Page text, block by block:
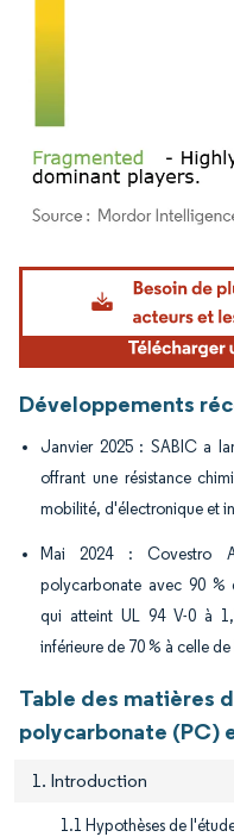
Image © Mordor Intelligence. La
Développements
Janvier 2025 : SABIC a
offrant une résistance
mobilité, d'électronique et
Mai 2024 : Covestro
polycarbonate avec 90 %
qui atteint UL 94 V-0 à
inférieure de 70 % à celle
Table des matières
polycarbonate (PC)
1. Introduction
1.1 Hypothèses de